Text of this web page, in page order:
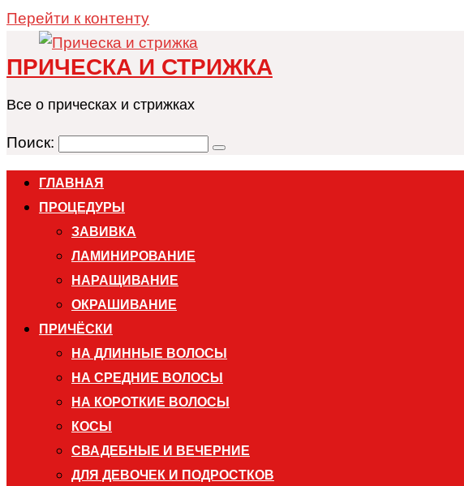
Перейти к контенту
ПРИЧЕСКА И СТРИЖКА
Все о прическах и стрижках
Поиск:
ГЛАВНАЯ
ПРОЦЕДУРЫ
ЗАВИВКА
ЛАМИНИРОВАНИЕ
НАРАЩИВАНИЕ
ОКРАШИВАНИЕ
ПРИЧЁСКИ
НА ДЛИННЫЕ ВОЛОСЫ
НА СРЕДНИЕ ВОЛОСЫ
НА КОРОТКИЕ ВОЛОСЫ
КОСЫ
СВАДЕБНЫЕ И ВЕЧЕРНИЕ
ДЛЯ ДЕВОЧЕК И ПОДРОСТКОВ